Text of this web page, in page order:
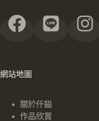
網站地圖
關於仟鎰
作品欣賞